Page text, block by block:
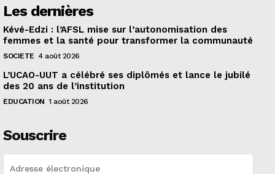
Les dernières
Kévé-Edzi : l’AFSL mise sur l’autonomisation des
femmes et la santé pour transformer la communauté
SOCIETE 4 août 2026
L’UCAO-UUT a célébré ses diplômés et lance le jubilé
des 20 ans de l’institution
EDUCATION 1 août 2026
Souscrire